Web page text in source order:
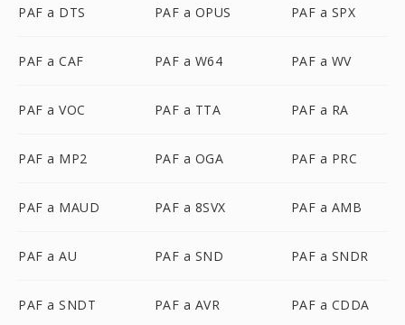
PAF a DTS PAF a OPUS PAF a SPX
PAF a CAF PAF a W64 PAF a WV
PAF a VOC PAF a TTA PAF a RA
PAF a MP2 PAF a OGA PAF a PRC
PAF a MAUD PAF a 8SVX PAF a AMB
PAF a AU PAF a SND PAF a SNDR
PAF a SNDT PAF a AVR PAF a CDDA